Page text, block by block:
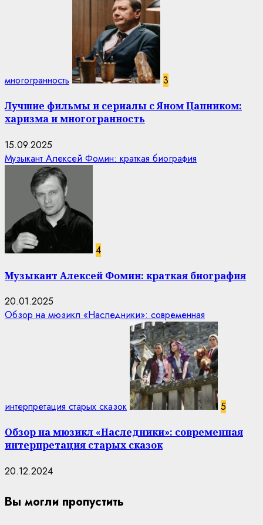
многогранность 3
Лучшие фильмы и сериалы с Яном Цапником:
харизма и многогранность
15.09.2025
Музыкант Алексей Фомин: краткая биография
4
Музыкант Алексей Фомин: краткая биография
20.01.2025
Обзор на мюзикл «Наследники»: современная
интерпретация старых сказок 5
Обзор на мюзикл «Наследники»: современная
интерпретация старых сказок
20.12.2024
Вы могли пропустить